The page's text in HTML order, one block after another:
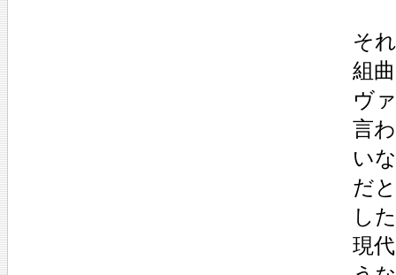
そ
組
ヴ
言
い
だ
し
現